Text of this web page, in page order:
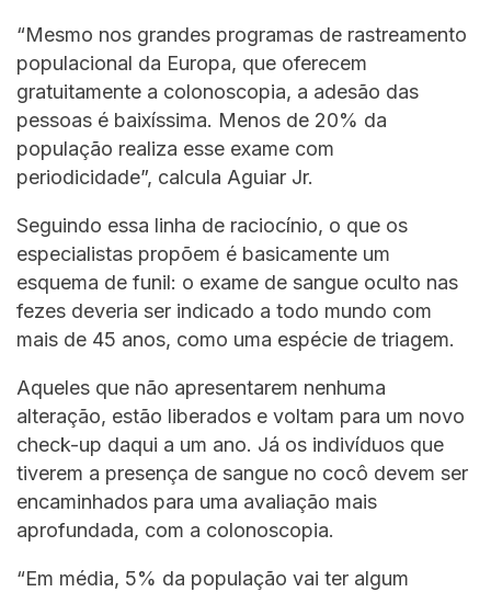
“Mesmo nos grandes programas de rastreamento
populacional da Europa, que oferecem
gratuitamente a colonoscopia, a adesão das
pessoas é baixíssima. Menos de 20% da
população realiza esse exame com
periodicidade”, calcula Aguiar Jr.
Seguindo essa linha de raciocínio, o que os
especialistas propõem é basicamente um
esquema de funil: o exame de sangue oculto nas
fezes deveria ser indicado a todo mundo com
mais de 45 anos, como uma espécie de triagem.
Aqueles que não apresentarem nenhuma
alteração, estão liberados e voltam para um novo
check-up daqui a um ano. Já os indivíduos que
tiverem a presença de sangue no cocô devem ser
encaminhados para uma avaliação mais
aprofundada, com a colonoscopia.
“Em média, 5% da população vai ter algum